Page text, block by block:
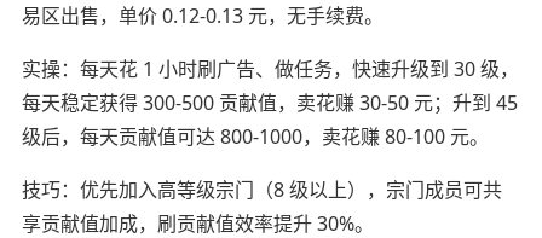
易区出售，单价 0.12-0.13 元，无手续费。
实操：每天花 1 小时刷广告、做任务，快速升级到 30 级，
每天稳定获得 300-500 贡献值，卖花赚 30-50 元；升到 45
级后，每天贡献值可达 800-1000，卖花赚 80-100 元。
技巧：优先加入高等级宗门（8 级以上），宗门成员可共
享贡献值加成，刷贡献值效率提升 30%。